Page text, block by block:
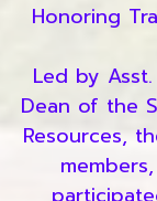
Honoring
Led by
Dean of the
Resources,